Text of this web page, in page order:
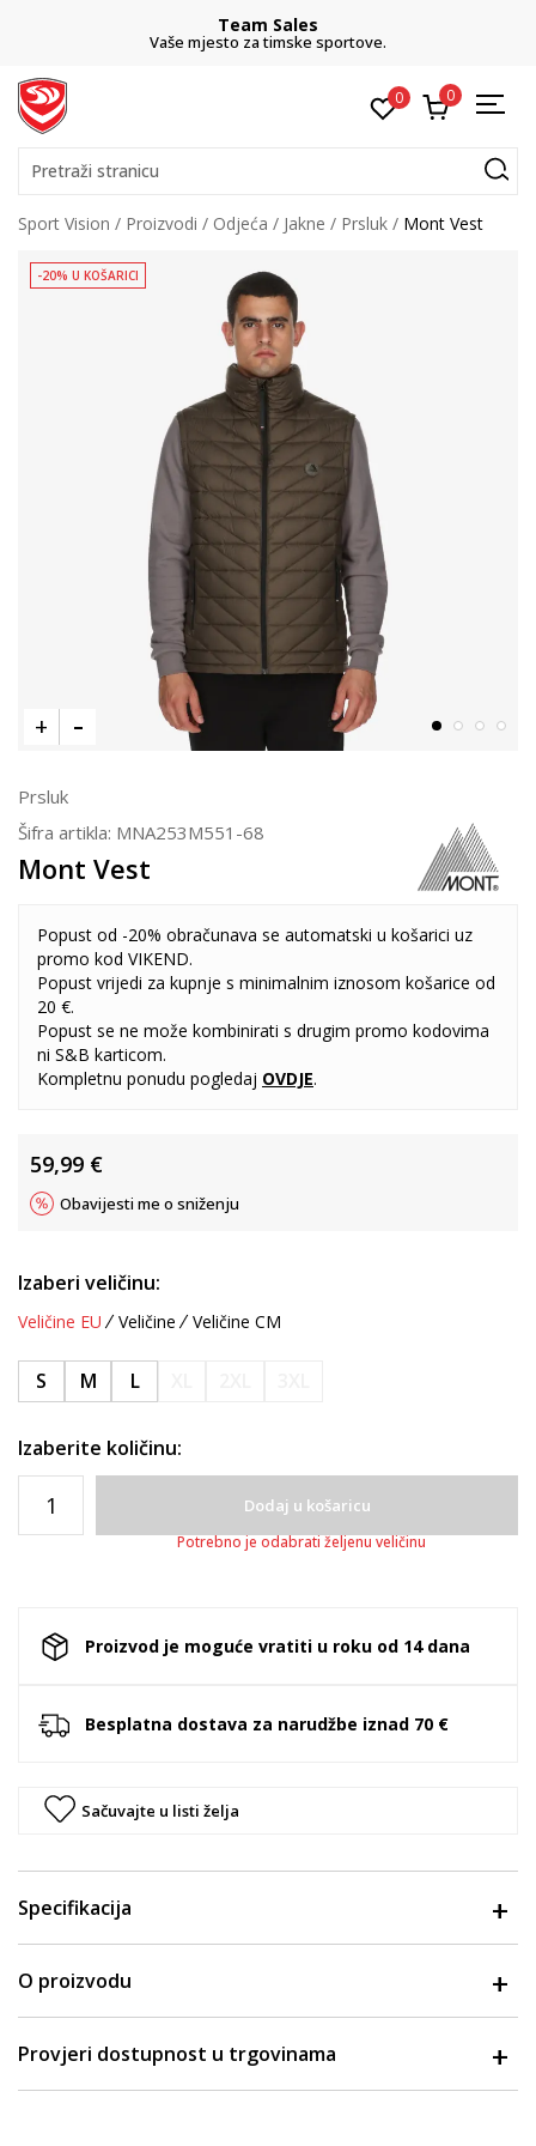
Team Sales
Vaše mjesto za timske sportove.
0 0
Pretraži stranicu
Sport Vision Proizvodi Odjeća Jakne Prsluk Mont Vest
-20% U KOŠARICI
Prsluk
Šifra artikla: MNA253M551-68
Mont Vest
Popust od -20% obračunava se automatski u košarici uz
promo kod VIKEND.
Popust vrijedi za kupnje s minimalnim iznosom košarice od
20 €.
Popust se ne može kombinirati s drugim promo kodovima
ni S&B karticom.
Kompletnu ponudu pogledaj OVDJE.
59,99 €
Obavijesti me o sniženju
Izaberi veličinu:
Veličine EU Veličine Veličine CM
S M L
Izaberite količinu:
Dodaj u košaricu
Potrebno je odabrati željenu veličinu
Proizvod je moguće vratiti u roku od 14 dana
Besplatna dostava za narudžbe iznad 70 €
Sačuvajte u listi želja
Specifikacija
O proizvodu
Provjeri dostupnost u trgovinama